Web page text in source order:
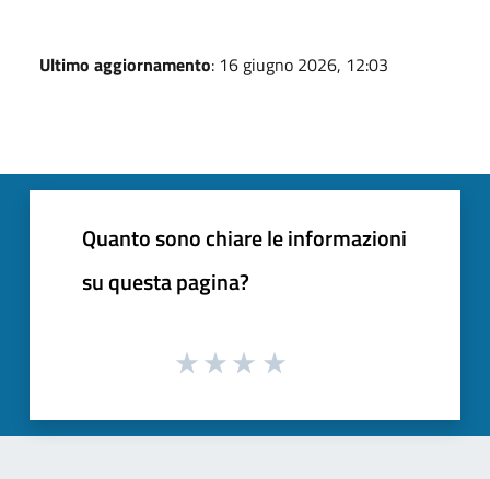
Ultimo aggiornamento: 16 giugno 2026, 12:03
Quanto sono chiare le informazioni
su questa pagina?